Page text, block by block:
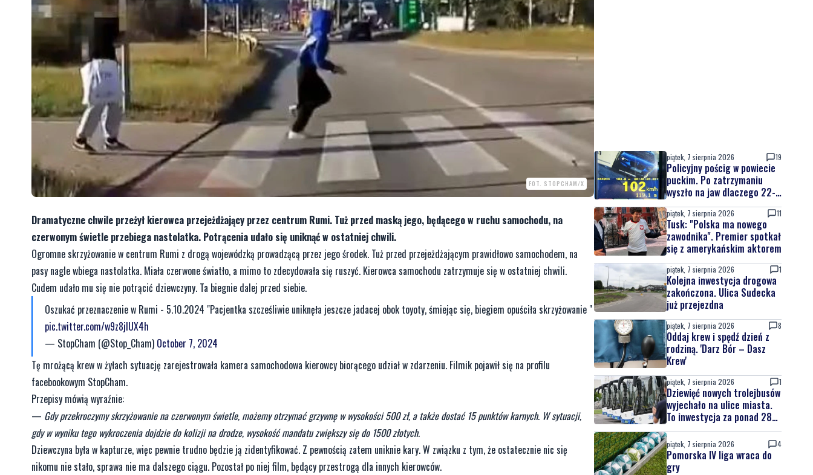
FOT. STOPCHAM/X
Dramatyczne chwile przeżył kierowca przejeżdżający przez centrum Rumi. Tuż przed maską jego, będącego w ruchu samochodu, na
czerwonym świetle przebiega nastolatka. Potrącenia udało się uniknąć w ostatniej chwili.
Ogromne skrzyżowanie w centrum Rumi z drogą wojewódzką prowadzącą przez jego środek. Tuż przed przejeżdżającym prawidłowo samochodem, na
pasy nagle wbiega nastolatka. Miała czerwone światło, a mimo to zdecydowała się ruszyć. Kierowca samochodu zatrzymuje się w ostatniej chwili.
Cudem udało mu się nie potrącić dziewczyny. Ta biegnie dalej przed siebie.
Oszukać przeznaczenie w Rumi - 5.10.2024 "Pacjentka szcześliwie uniknęła jeszcze jadacej obok toyoty, śmiejąc się, biegiem opuściła skrzyżowanie "
pic.twitter.com/w9z8jlUX4h
— StopCham (@Stop_Cham) October 7, 2024
Tę mrożącą krew w żyłach sytuację zarejestrowała kamera samochodowa kierowcy biorącego udział w zdarzeniu. Filmik pojawił się na profilu
facebookowym StopCham.
Przepisy mówią wyraźnie:
— Gdy przekroczymy skrzyżowanie na czerwonym świetle, możemy otrzymać grzywnę w wysokości 500 zł, a także dostać 15 punktów karnych. W sytuacji,
gdy w wyniku tego wykroczenia dojdzie do kolizji na drodze, wysokość mandatu zwiększy się do 1500 złotych.
Dziewczyna była w kapturze, więc pewnie trudno będzie ją zidentyfikować. Z pewnością zatem uniknie kary. W związku z tym, że ostatecznie nic się
nikomu nie stało, sprawa nie ma dalszego ciągu. Pozostał po niej film, będący przestrogą dla innych kierowców.
piątek, 7 sierpnia 2026 19
Policyjny pościg w powiecie
puckim. Po zatrzymaniu
wyszło na jaw dlaczego 22-
latek uciekał
piątek, 7 sierpnia 2026 11
Tusk: "Polska ma nowego
zawodnika". Premier spotkał
się z amerykańskim aktorem
piątek, 7 sierpnia 2026 1
Kolejna inwestycja drogowa
zakończona. Ulica Sudecka
już przejezdna
piątek, 7 sierpnia 2026 8
Oddaj krew i spędź dzień z
rodziną. 'Darz Bór – Dasz
Krew'
piątek, 7 sierpnia 2026 1
Dziewięć nowych trolejbusów
wyjechało na ulice miasta.
To inwestycja za ponad 28
mln zł
piątek, 7 sierpnia 2026 4
Pomorska IV liga wraca do
gry